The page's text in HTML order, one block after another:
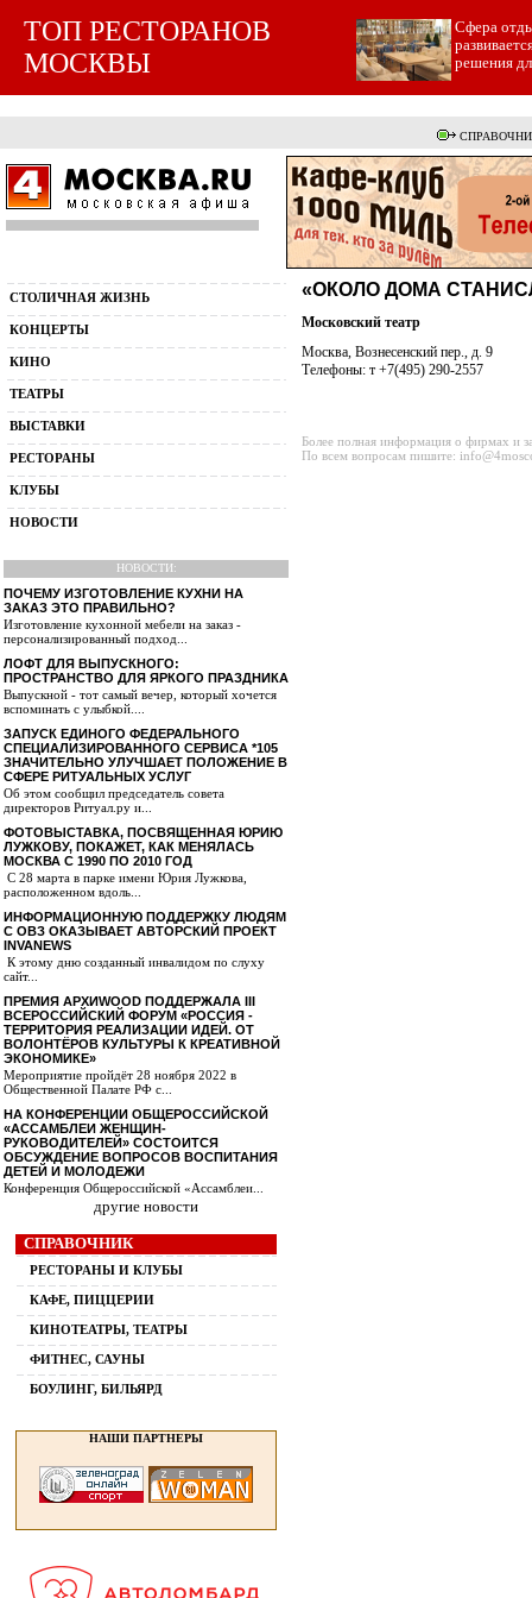
ТОП РЕСТОРАНОВ
МОСКВЫ
Cфера
решения
СТОЛИЧНАЯ ЖИЗНЬ
КОНЦЕРТЫ
КИНО
ТЕАТРЫ
ВЫСТАВКИ
РЕСТОРАНЫ
КЛУБЫ
НОВОСТИ
НОВОСТИ:
ПОЧЕМУ ИЗГОТОВЛЕНИЕ КУХНИ НА
ЗАКАЗ ЭТО ПРАВИЛЬНО?
Изготовление кухонной мебели на заказ -
персонализированный подход...
ЛОФТ ДЛЯ ВЫПУСКНОГО:
ПРОСТРАНСТВО ДЛЯ ЯРКОГО ПРАЗДНИКА
Выпускной - тот самый вечер, который хочется
вспоминать с улыбкой....
ЗАПУСК ЕДИНОГО ФЕДЕРАЛЬНОГО
СПЕЦИАЛИЗИРОВАННОГО СЕРВИСА *105
ЗНАЧИТЕЛЬНО УЛУЧШАЕТ ПОЛОЖЕНИЕ В
СФЕРЕ РИТУАЛЬНЫХ УСЛУГ
Об этом сообщил председатель совета
директоров Ритуал.ру и...
ФОТОВЫСТАВКА, ПОСВЯЩЕННАЯ ЮРИЮ
ЛУЖКОВУ, ПОКАЖЕТ, КАК МЕНЯЛАСЬ
МОСКВА С 1990 ПО 2010 ГОД
С 28 марта в парке имени Юрия Лужкова,
расположенном вдоль...
ИНФОРМАЦИОННУЮ ПОДДЕРЖКУ ЛЮДЯМ
С ОВЗ ОКАЗЫВАЕТ АВТОРСКИЙ ПРОЕКТ
INVANEWS
К этому дню созданный инвалидом по слуху
сайт...
ПРЕМИЯ АРХИWOOD ПОДДЕРЖАЛА III
ВСЕРОССИЙСКИЙ ФОРУМ «РОССИЯ -
ТЕРРИТОРИЯ РЕАЛИЗАЦИИ ИДЕЙ. ОТ
ВОЛОНТЁРОВ КУЛЬТУРЫ К КРЕАТИВНОЙ
ЭКОНОМИКЕ»
Мероприятие пройдёт 28 ноября 2022 в
Общественной Палате РФ с...
НА КОНФЕРЕНЦИИ ОБЩЕРОССИЙСКОЙ
«АССАМБЛЕИ ЖЕНЩИН-
РУКОВОДИТЕЛЕЙ» СОСТОИТСЯ
ОБСУЖДЕНИЕ ВОПРОСОВ ВОСПИТАНИЯ
ДЕТЕЙ И МОЛОДЕЖИ
Конференция Общероссийской «Ассамблеи...
другие новости
СПРАВОЧНИК
РЕСТОРАНЫ И КЛУБЫ
КАФЕ, ПИЦЦЕРИИ
КИНОТЕАТРЫ, ТЕАТРЫ
ФИТНЕС, САУНЫ
БОУЛИНГ, БИЛЬЯРД
НАШИ ПАРТНЕРЫ
«ОКОЛО ДОМА
Московский театр
Москва, Вознесенский пер., д. 9
Телефоны: т +7(495) 290-2557
Более полная информация о фирмах и
По всем вопросам пишите: